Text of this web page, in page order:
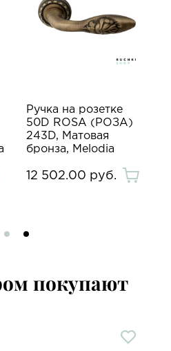
Ручка на розетке
50D ROSA (РОЗА)
243D, Матовая
бронза, Melodia
12 502.00 руб.
покупают